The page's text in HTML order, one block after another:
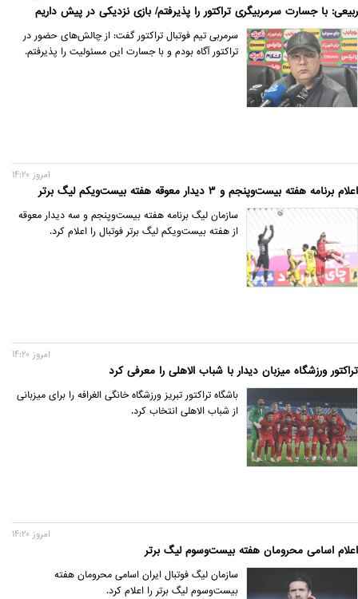
ربیعی: با جسارت سرمربیگری تراکتور را پذیرفتم/ بازی نزدیکی در پیش داریم
سرمربی تیم فوتبال تراکتور گفت: از چالش‌های حضور در
تراکتور آگاه بودم و با جسارت این مسئولیت را پذیرفتم.
اعلام برنامه هفته بیست‌وپنجم و 3 دیدار معوقه هفته بیست‌ویکم لیگ برتر
امروز 14:20
سازمان لیگ برنامه هفته بیست‌وپنجم و سه دیدار معوقه
از هفته بیست‌ویکم لیگ برتر فوتبال را اعلام کرد.
تراکتور ورزشگاه میزبان دیدار با شباب الاهلی را معرفی کرد
امروز 14:20
باشگاه تراکتور تبریز ورزشگاه خانگی الغرافه را برای میزبانی
از شباب الاهلی انتخاب کرد.
اعلام اسامی محرومان هفته بیست‌وسوم لیگ برتر
امروز 14:20
سازمان لیگ فوتبال ایران اسامی محرومان هفته
بیست‌وسوم لیگ برتر را اعلام کرد.